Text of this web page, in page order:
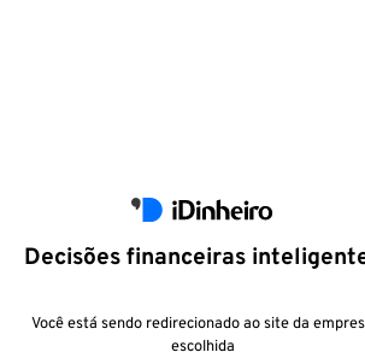
Decisões financeiras
Você está sendo redirecionado ao site da
escolhida